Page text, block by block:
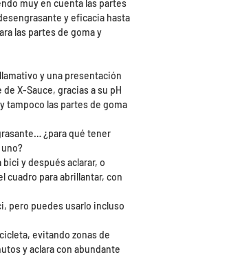
muy en cuenta las partes
y eficacia hasta
las partes de goma y
y una presentación
X-Sauce, gracias a su pH
tampoco las partes de goma
¿para qué tener
y después aclarar, o
cuadro para abrillantar, con
pero puedes usarlo incluso
evitando zonas de
y aclara con abundante